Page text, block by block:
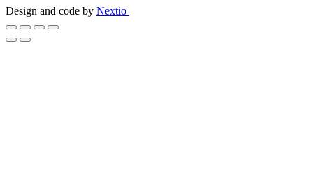
Design and code by Nextio